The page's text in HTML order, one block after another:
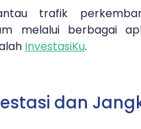
trafik
melalui berbagai
InvestasiKu.
dan